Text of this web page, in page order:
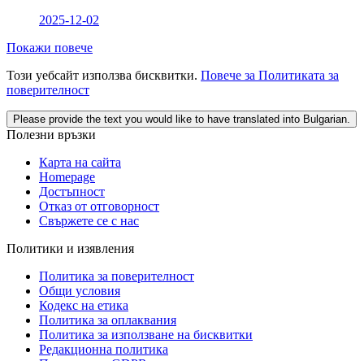
2025-12-02
Покажи повече
Този уебсайт използва бисквитки. Повече за Политиката за
поверителност
Please provide the text you would like to have translated into Bulgarian.
Полезни връзки
Карта на сайта
Homepage
Достъпност
Отказ от отговорност
Свържете се с нас
Политики и изявления
Политика за поверителност
Общи условия
Кодекс на етика
Политика за оплаквания
Политика за използване на бисквитки
Редакционна политика